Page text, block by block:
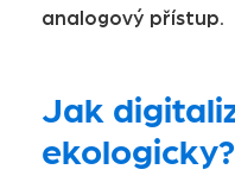
analogový přístup.
Jak
ekologicky?